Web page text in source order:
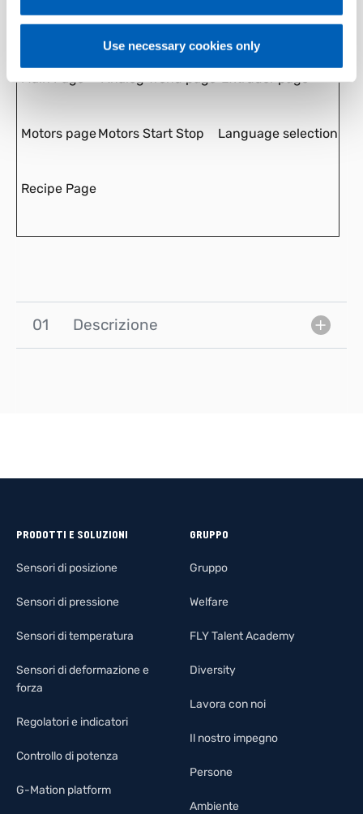
Use necessary cookies only
upgrade).
Main Page Analog Trend page Extruder page
Motors pageMotors Start Stop Language selection
Recipe Page
01 Descrizione
PRODOTTI E SOLUZIONI
Sensori di posizione
Sensori di pressione
Sensori di temperatura
Sensori di deformazione e
forza
Regolatori e indicatori
Controllo di potenza
G-Mation platform
GRUPPO
Gruppo
Welfare
FLY Talent Academy
Diversity
Lavora con noi
Il nostro impegno
Persone
Ambiente